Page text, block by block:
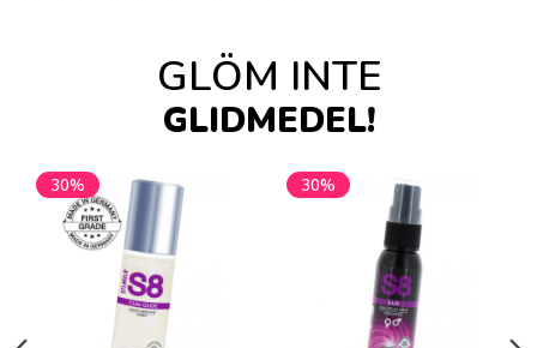
GLÖM INTE
GLIDMEDEL!
30% 30%